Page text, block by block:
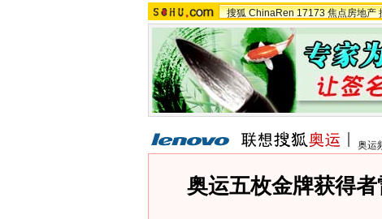
搜狐 ChinaRen 17173 焦点房地产
奥运
奥运五枚金牌获得